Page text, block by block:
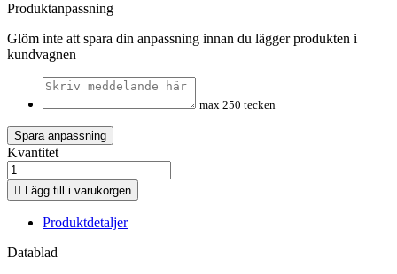
Produktanpassning
Glöm inte att spara din anpassning innan du lägger produkten i
kundvagnen
max 250 tecken
Spara anpassning
Kvantitet
 Lägg till i varukorgen
Produktdetaljer
Datablad